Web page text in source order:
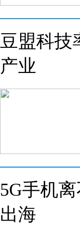
豆盟科技
产业
5G手机
出海